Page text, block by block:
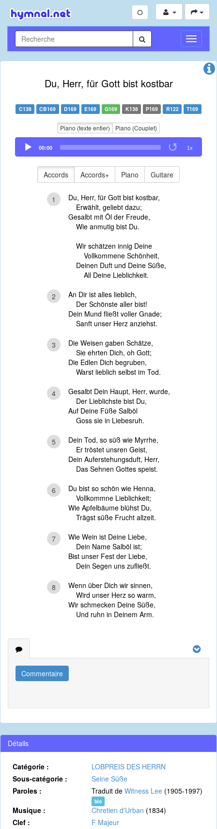
Toggle
Du, Herr, für Gott bist kostbar
C138 CB169 D169 E169 G169 K138 P169 R122 T169
Piano (texte entier) Piano (Couplet)
Audio
Player
00:00 1x
Accords Accords+ Piano Guitare
1
Du, Herr, für Gott bist kostbar,
Erwählt, geliebt dazu;
Gesalbt mit Öl der Freude,
Wie anmutig bist Du.
Wir schätzen innig Deine
Vollkommene Schönheit,
Deinen Duft und Deine Süße,
All Deine Lieblichkeit.
2
An Dir ist alles lieblich,
Der Schönste aller bist!
Dein Mund fließt voller Gnade;
Sanft unser Herz anziehst.
3
Die Weisen gaben Schätze,
Sie ehrten Dich, oh Gott;
Die Edlen Dich begruben,
Warst lieblich selbst im Tod.
4
Gesalbt Dein Haupt, Herr, wurde,
Der Lieblichste bist Du,
Auf Deine Füße Salböl
Goss sie in Liebesruh.
5
Dein Tod, so süß wie Myrrhe,
Er tröstet unsren Geist,
Dein Auferstehungsduft, Herr,
Das Sehnen Gottes speist.
6
Du bist so schön wie Henna,
Vollkommne Lieblichkeit;
Wie Apfelbäume blühst Du,
Trägst süße Frucht allzeit.
7
Wie Wein ist Deine Liebe,
Dein Name Salböl ist;
Bist unser Fest der Liebe,
Dein Segen uns zufließt.
8
Wenn über Dich wir sinnen,
Wird unser Herz so warm,
Wir schmecken Deine Süße,
Und ruhn in Deinem Arm.
Commentaire
Détails
Catégorie :
LOBPREIS DES HERRN
Sous-catégorie :
Seine Süße
Paroles :
Traduit de Witness Lee (1905-1997)
bio
Musique : Chretien d'Urban (1834)
Clef :
F Majeur